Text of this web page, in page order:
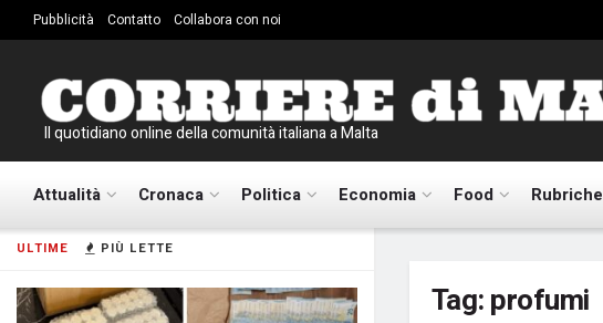
ULTIME PIÙ LETTE
Pubblicità Contatto Collabora con noi
Il quotidiano online della comunità italiana a Malta
Attualità Cronaca Politica Economia Food Rubriche
Tag:profumi